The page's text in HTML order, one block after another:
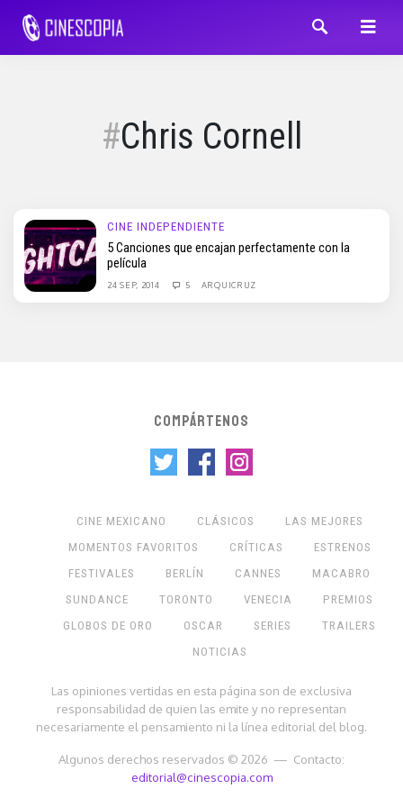
Chris Cornell
CINE INDEPENDIENTE
5 Canciones que encajan perfectamente con la
película
24 SEP, 2014 5 ARQUICRUZ
COMPÁRTENOS
CINE MEXICANO CLÁSICOS
LAS MEJORES
MOMENTOS FAVORITOS
CRÍTICAS
ESTRENOS
FESTIVALES
BERLÍN CANNES
MACABRO
SUNDANCE
TORONTO VENECIA
PREMIOS
GLOBOS DE ORO
OSCAR SERIES
TRAILERS
NOTICIAS
Las opiniones vertidas en esta página son de exclusiva
responsabilidad de quien las emite y no representan
necesariamente el pensamiento ni la línea editorial del blog.
Algunos derechos reservados © 2026 — Contacto:
editorial@cinescopia.com